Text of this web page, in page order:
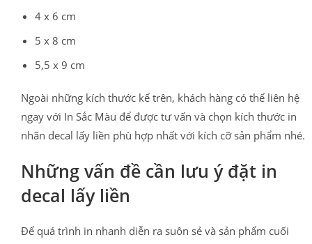
4 x 6 cm
5 x 8 cm
5,5 x 9 cm
Ngoài những kích thước kể trên, khách hàng có thể liên hệ
ngay với In Sắc Màu để được tư vấn và chọn kích thước in
nhãn decal lấy liền phù hợp nhất với kích cỡ sản phẩm nhé.
Những vấn đề cần lưu ý đặt in
decal lấy liền
Để quá trình in nhanh diễn ra suôn sẻ và sản phẩm cuối